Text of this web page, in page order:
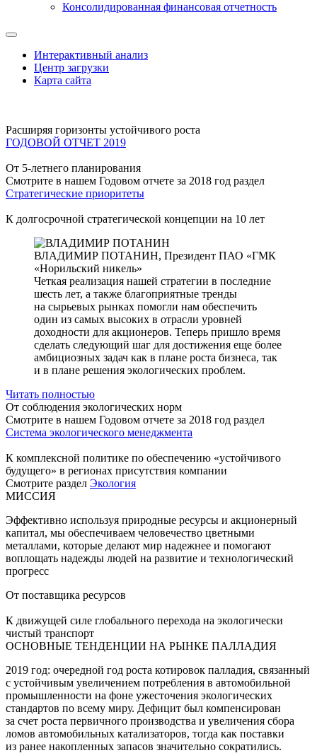
Консолидированная финансовая отчетность
Интерактивный анализ
Центр загрузки
Карта сайта
Расширяя горизонты устойчивого роста
ГОДОВОЙ ОТЧЕТ 2019
От 5-летнего планирования
Смотрите в нашем Годовом отчете за 2018 год раздел
Стратегические приоритеты
К долгосрочной стратегической концепции на 10 лет
ВЛАДИМИР ПОТАНИН, Президент ПАО «ГМК
«Норильский никель»
Четкая реализация нашей стратегии в последние
шесть лет, а также благоприятные тренды
на сырьевых рынках помогли нам обеспечить
один из самых высоких в отрасли уровней
доходности для акционеров. Теперь пришло время
сделать следующий шаг для достижения еще более
амбициозных задач как в плане роста бизнеса, так
и в плане решения экологических проблем.
Читать полностью
От соблюдения экологических норм
Смотрите в нашем Годовом отчете за 2018 год раздел
Система экологического менеджмента
К комплексной политике по обеспечению «устойчивого
будущего» в регионах присутствия компании
Смотрите раздел Экология
МИССИЯ
Эффективно используя природные ресурсы и акционерный
капитал, мы обеспечиваем человечество цветными
металлами, которые делают мир надежнее и помогают
воплощать надежды людей на развитие и технологический
прогресс
От поставщика ресурсов
К движущей силе глобального перехода на экологически
чистый транспорт
ОСНОВНЫЕ ТЕНДЕНЦИИ НА РЫНКЕ ПАЛЛАДИЯ
2019 год: очередной год роста котировок палладия, связанный
с устойчивым увеличением потребления в автомобильной
промышленности на фоне ужесточения экологических
стандартов по всему миру. Дефицит был компенсирован
за счет роста первичного производства и увеличения сбора
ломов автомобильных катализаторов, тогда как поставки
из ранее накопленных запасов значительно сократились.